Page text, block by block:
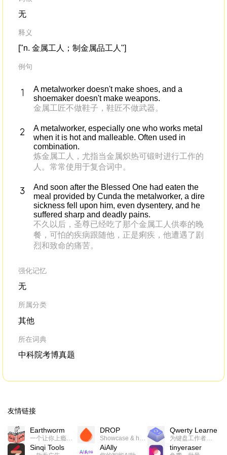
无
释义
["n. 金属工人；制金属品工人"]
例句
A metalworker doesn't make shoes, and a
shoemaker doesn't make weapons.
金属工匠不做鞋子，鞋匠不做武器。
A metalworker, especially one who works metal
when it is hot and malleable. Often used in
combination.
炼金属工人，尤指当金属炽热可锻时进行工作的
人。常常使用于复合词中。
And soon after the Blessed One had eaten the
meal provided by Cunda the metalworker, a dire
sickness fell upon him, even dysentery, and he
suffered sharp and deadly pains.
不久以后，圣尊已经吃了那个金属工人供奉的晚
餐，可怕的疾病跟随他，正是痢疾，他遭遇了剧
烈和致命的痛苦。
强化记忆
无
所属分类
其他
所在词典
中科院考博真题
友情链接
Earthworm
一个让你上瘾的英语学习工具，使用 连词成句 、 i + 1 、 以终为始等学习理论来帮助你习得英语，通过不断的重复形成肌肉记忆，最重要的是 游戏化 的形式让学习英语从此不再痛苦
DROP
Showcase & host your work in extraordinary ways.不限速文件分享，托管，建站平台
Qwerty Learner
为键盘工作者设计的单词与肌肉记忆锻炼软件
Sinqi Tools AiAlly tinyeraser